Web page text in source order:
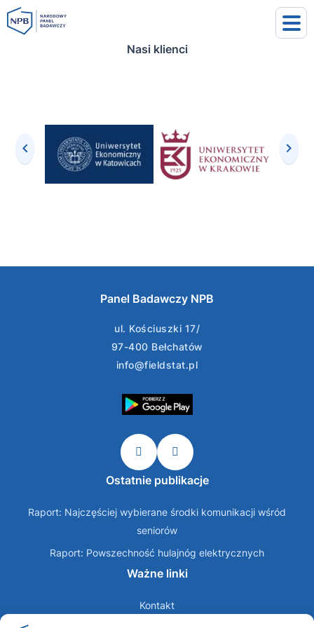
Nasi klienci
Panel Badawczy NPB
ul. Kościuszki 17/
97-400 Bełchatów
info@fieldstat.pl
Ostatnie publikacje
Raport: Najczęściej wybierane środki komunikacji wśród
seniorów
Raport: Powszechność hulajnóg elektrycznych
Ważne linki
Kontakt